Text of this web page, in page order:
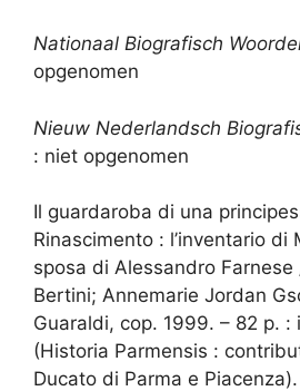
Nationaal Biografisch
opgenomen
Nieuw Nederlandsch
: niet opgenomen
Il guardaroba di una
Rinascimento : l’inventario di
sposa di Alessandro Farnese
Bertini; Annemarie Jordan
Guaraldi, cop. 1999. – 82 p. :
(Historia Parmensis :
Ducato di Parma e